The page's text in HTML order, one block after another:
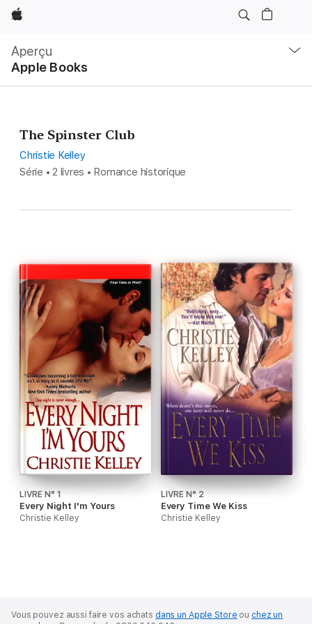
Apple
Aperçu
Apple Books
locale
Ouvrir
menu
The Spinster Club
Christie Kelley
Série • 2 livres • Romance historique
LIVRE N° 1
Every Night I'm Yours
Christie Kelley
LIVRE N° 2
Every Time We Kiss
Christie Kelley
Vous pouvez aussi faire vos achats dans un Apple Store ou chez un